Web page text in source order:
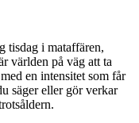
tisdag i mataffären,
världen på väg att ta
en intensitet som får
säger eller gör verkar